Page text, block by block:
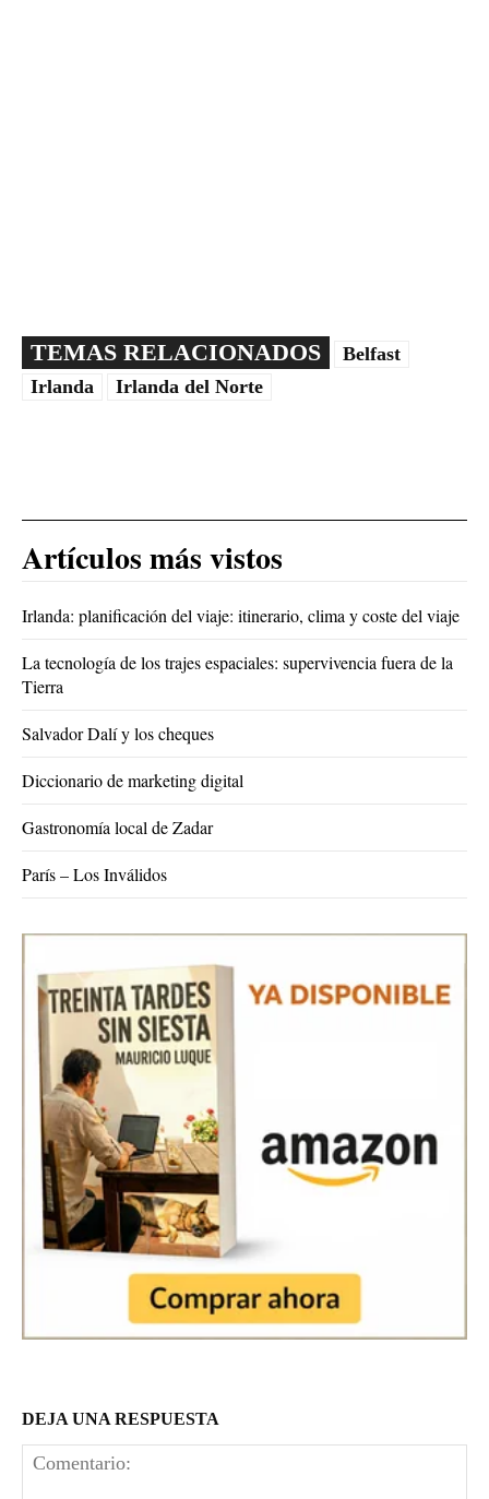
TEMAS RELACIONADOS
Belfast
Irlanda
Irlanda del Norte
DEJA UNA RESPUESTA
Artículos más vistos
Irlanda: planificación del viaje: itinerario, clima y coste del viaje
La tecnología de los trajes espaciales: supervivencia fuera de la
Tierra
Salvador Dalí y los cheques
Diccionario de marketing digital
Gastronomía local de Zadar
París – Los Inválidos